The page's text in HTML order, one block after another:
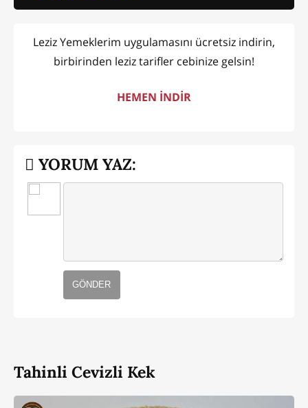
Leziz Yemeklerim uygulamasını ücretsiz indirin,
birbirinden leziz tarifler cebinize gelsin!
HEMEN İNDİR
YORUM YAZ:
GÖNDER
Tahinli Cevizli Kek